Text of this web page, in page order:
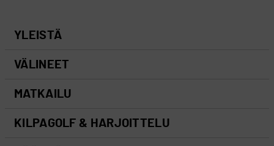
YLEISTÄ
VÄLINEET
MATKAILU
KILPAGOLF & HARJOITTELU